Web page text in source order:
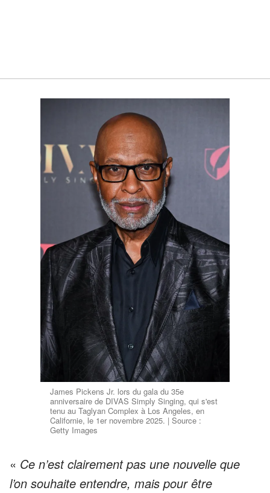
James Pickens Jr. lors du gala du 35e
anniversaire de DIVAS Simply Singing, qui s'est
tenu au Taglyan Complex à Los Angeles, en
Californie, le 1er novembre 2025. | Source :
Getty Images
« Ce n’est clairement pas une nouvelle que
l’on souhaite entendre, mais pour être